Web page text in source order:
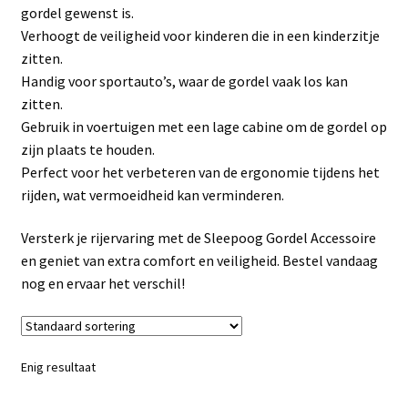
Over Ons
Overzicht
Privacybeleid
Retourbeleid
Winkelwagen
gordel gewenst is.
Verhoogt de veiligheid voor kinderen die in een kinderzitje
zitten.
Handig voor sportauto’s, waar de gordel vaak los kan
zitten.
Gebruik in voertuigen met een lage cabine om de gordel op
zijn plaats te houden.
Perfect voor het verbeteren van de ergonomie tijdens het
rijden, wat vermoeidheid kan verminderen.
Versterk je rijervaring met de Sleepoog Gordel Accessoire
en geniet van extra comfort en veiligheid. Bestel vandaag
nog en ervaar het verschil!
Enig resultaat